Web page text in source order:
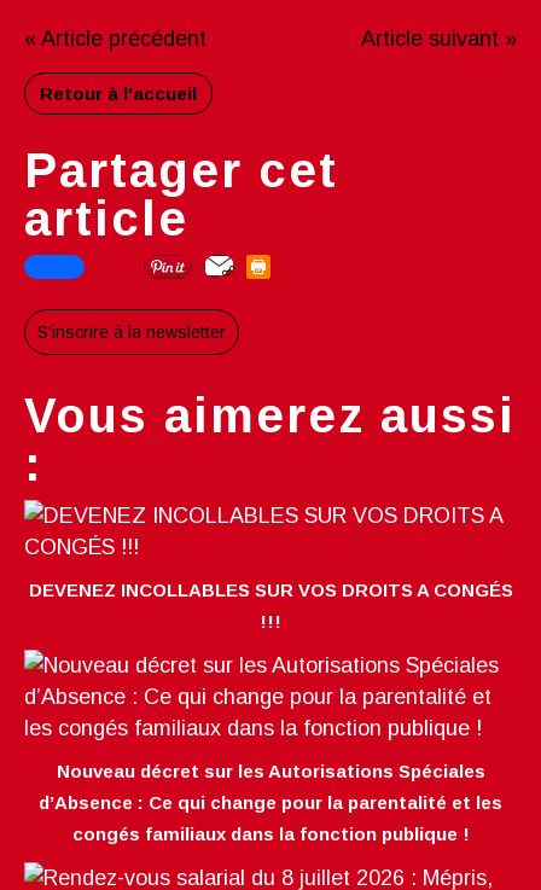
« Article précédent Article suivant »
Retour à l'accueil
Partager cet
article
S'inscrire à la newsletter
Vous aimerez aussi
:
DEVENEZ INCOLLABLES SUR VOS DROITS A CONGÉS
!!!
Nouveau décret sur les Autorisations Spéciales
d’Absence : Ce qui change pour la parentalité et les
congés familiaux dans la fonction publique !